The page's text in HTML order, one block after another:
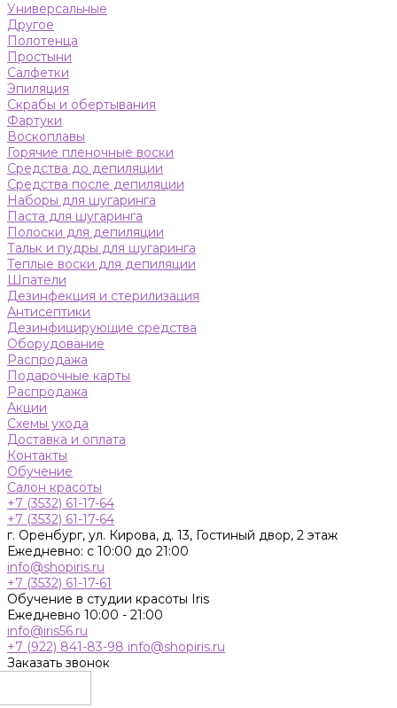
Универсальные
Другое
Полотенца
Простыни
Салфетки
Эпиляция
Скрабы и обертывания
Фартуки
Воскоплавы
Горячие пленочные воски
Средства до депиляции
Средства после депиляции
Наборы для шугаринга
Паста для шугаринга
Полоски для депиляции
Тальк и пудры для шугаринга
Теплые воски для депиляции
Шпатели
Дезинфекция и стерилизация
Антисептики
Дезинфицирующие средства
Оборудование
Распродажа
Подарочные карты
Распродажа
Акции
Схемы ухода
Доставка и оплата
Контакты
Обучение
Салон красоты
+7 (3532) 61-17-64
+7 (3532) 61-17-64
г. Оренбург, ул. Кирова, д. 13, Гостиный двор, 2 этаж
Ежедневно: с 10:00 до 21:00
info@shopiris.ru
+7 (3532) 61-17-61
Обучение в студии красоты Iris
Ежедневно 10:00 - 21:00
info@iris56.ru
+7 (922) 841-83-98 info@shopiris.ru
Заказать звонок